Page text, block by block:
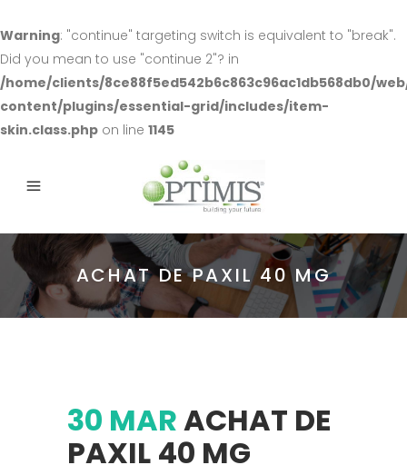
Warning: "continue" targeting switch is equivalent to "break".
Did you mean to use "continue 2"? in
/home/clients/8ce88f5ed542b6c863c96ac1db568db0/
content/plugins/essential-grid/includes/item-
skin.class.php on line 1145
ACHAT DE PAXIL 40 MG
30 MARACHAT DE
PAXIL 40 MG